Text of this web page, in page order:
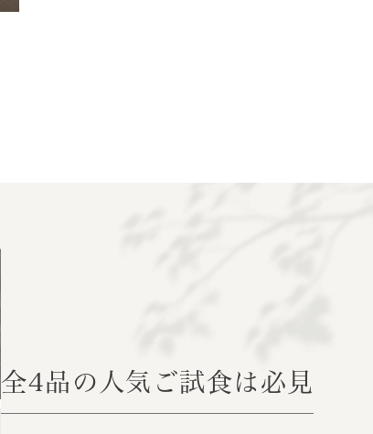
全4品の人気ご試食は必見